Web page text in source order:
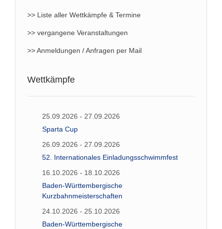
>> Liste aller Wettkämpfe & Termine
>> vergangene Veranstaltungen
>> Anmeldungen / Anfragen per Mail
Wettkämpfe
25.09.2026 - 27.09.2026
Sparta Cup
26.09.2026 - 27.09.2026
52. Internationales Einladungsschwimmfest
16.10.2026 - 18.10.2026
Baden-Württembergische
Kurzbahnmeisterschaften
24.10.2026 - 25.10.2026
Baden-Württembergische